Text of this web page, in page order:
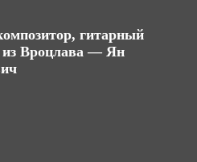
гитарный
из Вроцлава — Ян